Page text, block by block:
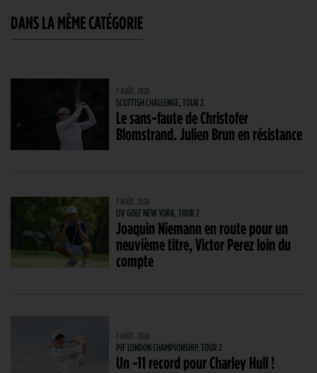
DANS LA MÊME CATÉGORIE
7 AOÛT. 2026
SCOTTISH CHALLENGE, TOUR 2
Le sans-faute de Christofer
Blomstrand. Julien Brun en résistance
7 AOÛT. 2026
LIV GOLF NEW YORK, TOUR 2
Joaquin Niemann en route pour un
neuvième titre, Victor Perez loin du
compte
7 AOÛT. 2026
PIF LONDON CHAMPIONSHIP, TOUR 2
Un -11 record pour Charley Hull !